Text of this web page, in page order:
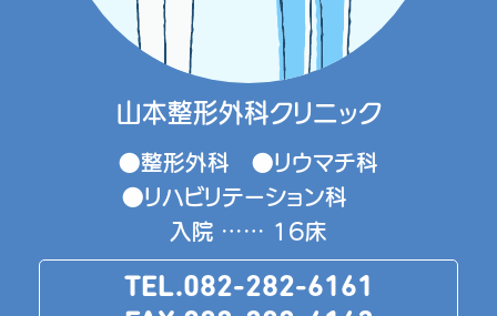
山本整形外科クリニック
●整形外科 ●リウマチ科
●リハビリテーション科
入院 …… 16床
TEL.082-282-6161